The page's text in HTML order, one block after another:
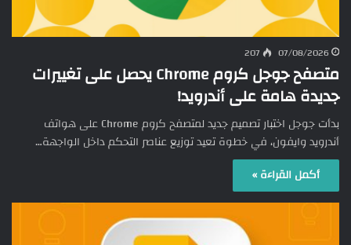
07/08/2026
207
متصفح جوجل كروم Chrome يحصل على تغييرات
جديدة هامة على أندرويد!
بدأت جوجل اختبار تصميم جديد لمتصفح كروم Chrome على هواتف
أندرويد وايفون، في خطوة تعيد توزيع عناصر التحكم داخل الواجهة…
أكمل القراءة »